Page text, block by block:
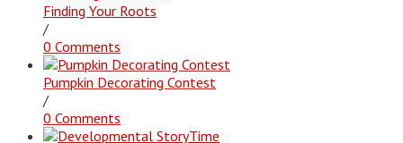
Finding Your Roots
/
0 Comments
Pumpkin Decorating Contest
/
0 Comments